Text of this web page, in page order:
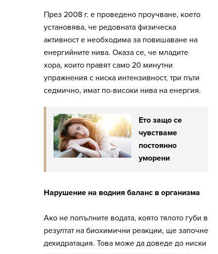
През 2008 г. е проведено проучване, което
установява, че редовната физическа
активност е необходима за повишаване на
енергийните нива. Оказа се, че младите
хора, които правят само 20 минутни
упражнения с ниска интензивност, три пъти
седмично, имат по-високи нива на енергия.
Ето защо се
чувстваме
постоянно
уморени
Нарушение на водния баланс в организма
Ако не попълните водата, която тялото губи в
резултат на биохимични реакции, ще започне
дехидратация. Това може да доведе до ниски